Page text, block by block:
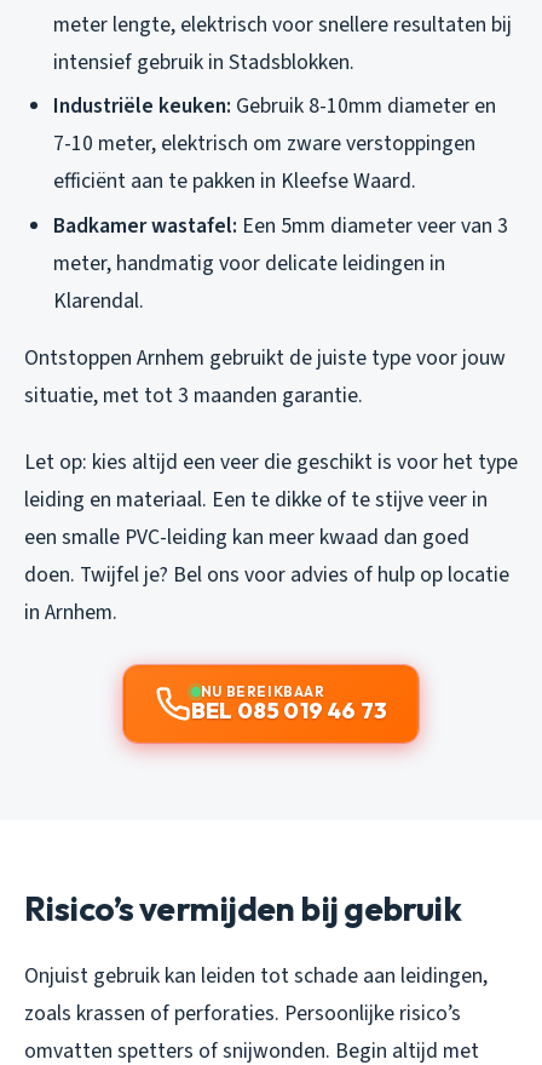
meter lengte, elektrisch voor snellere resultaten bij
intensief gebruik in Stadsblokken.
Industriële keuken: Gebruik 8-10mm diameter en
7-10 meter, elektrisch om zware verstoppingen
efficiënt aan te pakken in Kleefse Waard.
Badkamer wastafel: Een 5mm diameter veer van 3
meter, handmatig voor delicate leidingen in
Klarendal.
Ontstoppen Arnhem gebruikt de juiste type voor jouw
situatie, met tot 3 maanden garantie.
Let op: kies altijd een veer die geschikt is voor het type
leiding en materiaal. Een te dikke of te stijve veer in
een smalle PVC-leiding kan meer kwaad dan goed
doen. Twijfel je? Bel ons voor advies of hulp op locatie
in Arnhem.
NU BEREIKBAAR
BEL 085 019 46 73
Risico’s vermijden bij gebruik
Onjuist gebruik kan leiden tot schade aan leidingen,
zoals krassen of perforaties. Persoonlijke risico’s
omvatten spetters of snijwonden. Begin altijd met